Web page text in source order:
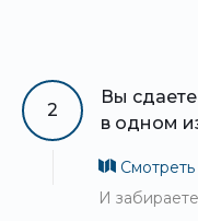
2
Вы
в одном
Смотреть
И